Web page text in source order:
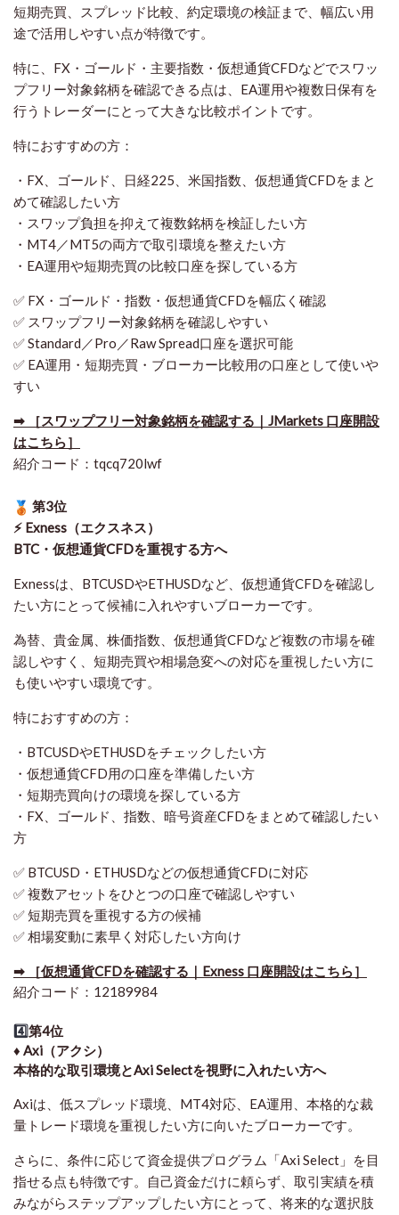
短期売買、スプレッド比較、約定環境の検証まで、幅広い用
途で活用しやすい点が特徴です。
特に、FX・ゴールド・主要指数・仮想通貨CFDなどでスワッ
プフリー対象銘柄を確認できる点は、EA運用や複数日保有を
行うトレーダーにとって大きな比較ポイントです。
特におすすめの方：
・FX、ゴールド、日経225、米国指数、仮想通貨CFDをまと
めて確認したい方
・スワップ負担を抑えて複数銘柄を検証したい方
・MT4／MT5の両方で取引環境を整えたい方
・EA運用や短期売買の比較口座を探している方
✅ FX・ゴールド・指数・仮想通貨CFDを幅広く確認
✅ スワップフリー対象銘柄を確認しやすい
✅ Standard／Pro／Raw Spread口座を選択可能
✅ EA運用・短期売買・ブローカー比較用の口座として使いや
すい
➡ ［スワップフリー対象銘柄を確認する｜JMarkets 口座開設
はこちら］
紹介コード：tqcq720lwf
第3位
⚡ Exness（エクスネス）
BTC・仮想通貨CFDを重視する方へ
Exnessは、BTCUSDやETHUSDなど、仮想通貨CFDを確認し
たい方にとって候補に入れやすいブローカーです。
為替、貴金属、株価指数、仮想通貨CFDなど複数の市場を確
認しやすく、短期売買や相場急変への対応を重視したい方に
も使いやすい環境です。
特におすすめの方：
・BTCUSDやETHUSDをチェックしたい方
・仮想通貨CFD用の口座を準備したい方
・短期売買向けの環境を探している方
・FX、ゴールド、指数、暗号資産CFDをまとめて確認したい
方
✅ BTCUSD・ETHUSDなどの仮想通貨CFDに対応
✅ 複数アセットをひとつの口座で確認しやすい
✅ 短期売買を重視する方の候補
✅ 相場変動に素早く対応したい方向け
➡ ［仮想通貨CFDを確認する｜Exness 口座開設はこちら］
紹介コード：12189984
4️⃣第4位
♦️ Axi（アクシ）
本格的な取引環境とAxi Selectを視野に入れたい方へ
Axiは、低スプレッド環境、MT4対応、EA運用、本格的な裁
量トレード環境を重視したい方に向いたブローカーです。
さらに、条件に応じて資金提供プログラム「Axi Select」を目
指せる点も特徴です。自己資金だけに頼らず、取引実績を積
みながらステップアップしたい方にとって、将来的な選択肢